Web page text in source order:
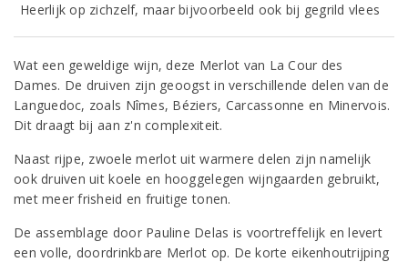
Heerlijk op zichzelf, maar bijvoorbeeld ook bij gegrild vlees
Wat een geweldige wijn, deze Merlot van La Cour des
Dames. De druiven zijn geoogst in verschillende delen van de
Languedoc, zoals Nîmes, Béziers, Carcassonne en Minervois.
Dit draagt bij aan z'n complexiteit.
Naast rijpe, zwoele merlot uit warmere delen zijn namelijk
ook druiven uit koele en hooggelegen wijngaarden gebruikt,
met meer frisheid en fruitige tonen.
De assemblage door Pauline Delas is voortreffelijk en levert
een volle, doordrinkbare Merlot op. De korte eikenhoutrijping